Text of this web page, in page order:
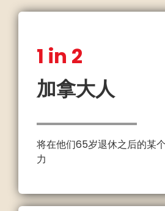
1 in 2
加拿大人
将在他们65岁退休之后的某
力